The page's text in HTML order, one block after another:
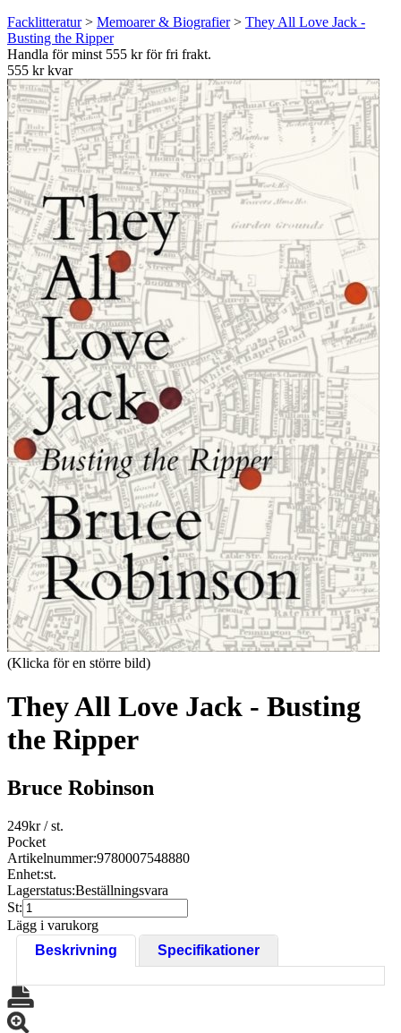
Facklitteratur> Memoarer & Biografier> They All Love Jack -
Busting the Ripper
Handla för minst 555 kr för fri frakt.
555 kr kvar
(Klicka för en större bild)
They All Love Jack - Busting
the Ripper
Bruce Robinson
249kr/ st.
Pocket
Artikelnummer:9780007548880
Enhet:st.
Lagerstatus:Beställningsvara
St:
Lägg i varukorg
Beskrivning
Specifikationer